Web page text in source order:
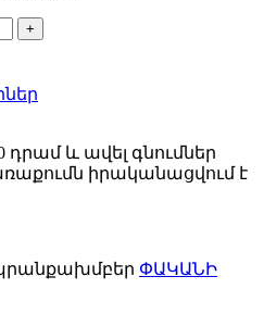
դրամ և ավել գնումներ
իրականացվում է
ՓԱԿԱՆԻ